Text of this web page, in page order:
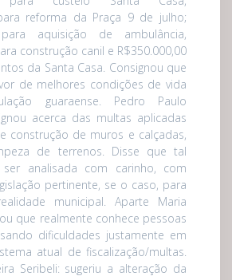
reforma da Praça 9 de julho;
para aquisição de ambulância,
construção canil e R$350.000,00
da Santa Casa. Consignou que
de melhores condições de vida
guaraense. Pedro Paulo
acerca das multas aplicadas
construção de muros e calçadas,
de terrenos. Disse que tal
analisada com carinho, com
pertinente, se o caso, para
municipal. Aparte Maria
que realmente conhece pessoas
dificuldades justamente em
atual de fiscalização/multas.
Seribeli: sugeriu a alteração da